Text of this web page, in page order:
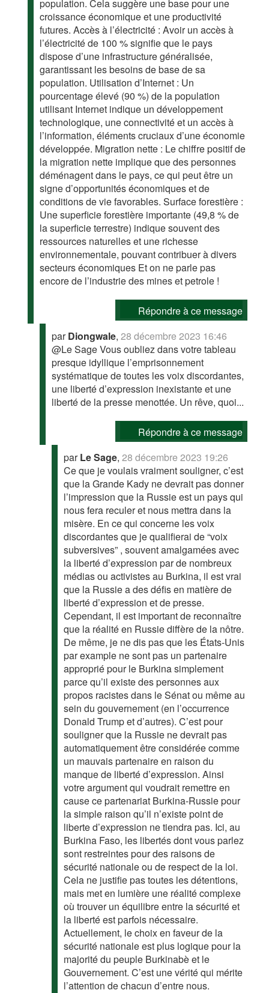
population. Cela suggère une base pour une
croissance économique et une productivité
futures. Accès à l’électricité : Avoir un accès à
l’électricité de 100 % signifie que le pays
dispose d’une infrastructure généralisée,
garantissant les besoins de base de sa
population. Utilisation d’Internet : Un
pourcentage élevé (90 %) de la population
utilisant Internet indique un développement
technologique, une connectivité et un accès à
l’information, éléments cruciaux d’une économie
développée. Migration nette : Le chiffre positif de
la migration nette implique que des personnes
déménagent dans le pays, ce qui peut être un
signe d’opportunités économiques et de
conditions de vie favorables. Surface forestière :
Une superficie forestière importante (49,8 % de
la superficie terrestre) indique souvent des
ressources naturelles et une richesse
environnementale, pouvant contribuer à divers
secteurs économiques Et on ne parle pas
encore de l’industrie des mines et petrole !
Répondre à ce message
parDiongwale,28 décembre 2023 16:46
@Le Sage Vous oubliez dans votre tableau
presque idyllique l’emprisonnement
systématique de toutes les voix discordantes,
une liberté d’expression inexistante et une
liberté de la presse menottée. Un rêve, quoi...
Répondre à ce message
parLe Sage,28 décembre 2023 19:26
Ce que je voulais vraiment souligner, c’est
que la Grande Kady ne devrait pas donner
l’impression que la Russie est un pays qui
nous fera reculer et nous mettra dans la
misère. En ce qui concerne les voix
discordantes que je qualifierai de “voix
subversives” , souvent amalgamées avec
la liberté d’expression par de nombreux
médias ou activistes au Burkina, il est vrai
que la Russie a des défis en matière de
liberté d’expression et de presse.
Cependant, il est important de reconnaître
que la réalité en Russie diffère de la nôtre.
De même, je ne dis pas que les États-Unis
par example ne sont pas un partenaire
approprié pour le Burkina simplement
parce qu’il existe des personnes aux
propos racistes dans le Sénat ou même au
sein du gouvernement (en l’occurrence
Donald Trump et d’autres). C’est pour
souligner que la Russie ne devrait pas
automatiquement être considérée comme
un mauvais partenaire en raison du
manque de liberté d’expression. Ainsi
votre argument qui voudrait remettre en
cause ce partenariat Burkina-Russie pour
la simple raison qu’il n’existe point de
liberte d’expression ne tiendra pas. Ici, au
Burkina Faso, les libertés dont vous parlez
sont restreintes pour des raisons de
sécurité nationale ou de respect de la loi.
Cela ne justifie pas toutes les détentions,
mais met en lumière une réalité complexe
où trouver un équilibre entre la sécurité et
la liberté est parfois nécessaire.
Actuellement, le choix en faveur de la
sécurité nationale est plus logique pour la
majorité du peuple Burkinabè et le
Gouvernement. C’est une vérité qui mérite
l’attention de chacun d’entre nous.